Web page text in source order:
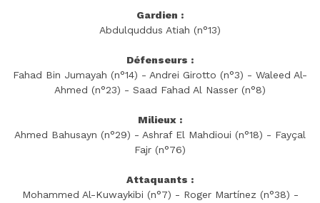
Gardien :
Abdulquddus Atiah (n°13)
Défenseurs :
Fahad Bin Jumayah (n°14) - Andrei Girotto (n°3) - Waleed Al-
Ahmed (n°23) - Saad Fahad Al Nasser (n°8)
Milieux :
Ahmed Bahusayn (n°29) - Ashraf El Mahdioui (n°18) - Fayçal
Fajr (n°76)
Attaquants :
Mohammed Al-Kuwaykibi (n°7) - Roger Martínez (n°38) -